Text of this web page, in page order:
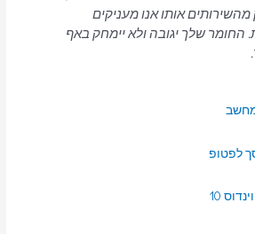
אותו אנו מעניקים
החומר שלך יגובה ולא יימחק באף
לפטופ
10